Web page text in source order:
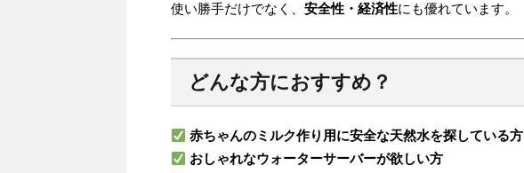
使い勝手だけでなく、 安全性・経済性にも優れています。
どんな方におすすめ？
赤ちゃんのミルク作り用に安全な天然水を探している方
おしゃれなウォーターサーバーが欲しい方